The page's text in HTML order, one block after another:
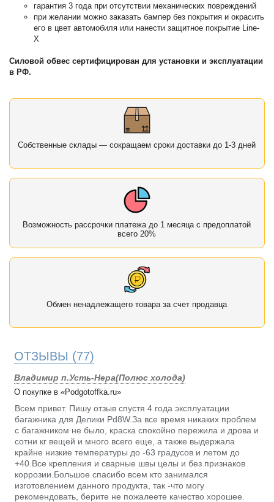
гарантия 3 года при отсутствии механических повреждений
при желании можно заказать бампер без покрытия и окрасить
его в цвет автомобиля или нанести защитное покрытие Line-
X
Силовой обвес сертифицирован для установки и эксплуатации
в РФ.
Собственные склады — сокращаем сроки доставки до 1-3 дней
Возможность рассрочки платежа до 1 месяца с предоплатой
всего 20%
Обмен ненадлежащего товара за счет продавца
ОТЗЫВЫ (77)
Владимир п.Усть-Нера(Полюс холода)
О покупке в «Podgotoffka.ru»
Всем привет. Пишу отзыв спустя 4 года эксплуатации
багажника для Делики Pd8W.За все время никаких проблем
с багажником не было, краска спокойно пережила и дрова и
сотни кг вещей и много всего еще, а также выдержала
крайне низкие температуры до -63 градусов и летом до
+40.Все крепления и сварные швы целы и без признаков
коррозии.Большое спасибо всем кто занимался
изготовлением данного продукта, так -что могу
рекомендовать, берите не пожалеете качество хорошее.